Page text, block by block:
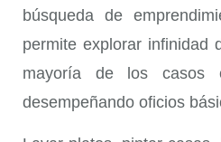
búsqueda de
permite explorar infinidad
mayoría de los casos
desempeñando oficios